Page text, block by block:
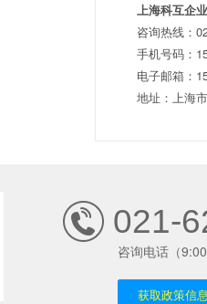
上海科互企
咨询热线：
手机号码：
电子邮箱：
地址：上海
021-
咨询电话（
获取政策信息